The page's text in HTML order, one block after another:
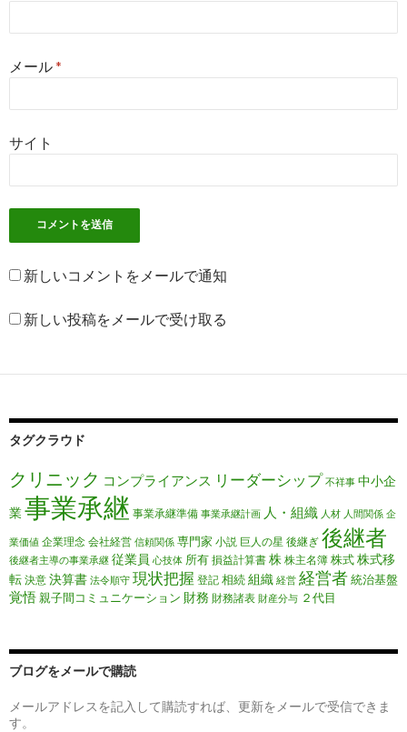
メール*
サイト
新しいコメントをメールで通知
新しい投稿をメールで受け取る
タグクラウド
クリニック コンプライアンス リーダーシップ 不祥事 中小企
業事業承継 事業承継準備 事業承継計画 人・組織 人材 人間関係 企
業価値 企業理念 会社経営 信頼関係 専門家 小説 巨人の星 後継ぎ 後継者
後継者主導の事業承継 従業員 心技体 所有 損益計算書 株 株主名簿 株式株式移
転 決意 決算書 法令順守 現状把握 登記 相続組織 経営 経営者統治基盤
覚悟親子間コミュニケーション 財務 財務諸表 財産分与 ２代目
ブログをメールで購読
メールアドレスを記入して購読すれば、更新をメールで受信できま
す。